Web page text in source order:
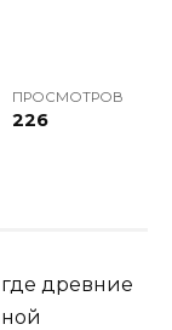
ПРОСМОТРОВ
226
где древние